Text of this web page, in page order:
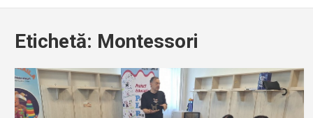
Etichetă: Montessori